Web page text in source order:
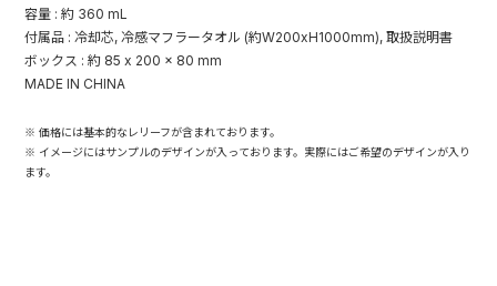
容量 : 約 360 mL
付属品 : 冷却芯, 冷感マフラータオル (約W200xH1000mm), 取扱説明書
ボックス : 約 85 x 200 x 80 mm
MADE IN CHINA
※ 価格には基本的なレリーフが含まれております。
※ イメージにはサンプルのデザインが入っております。実際にはご希望のデザインが入り
ます。